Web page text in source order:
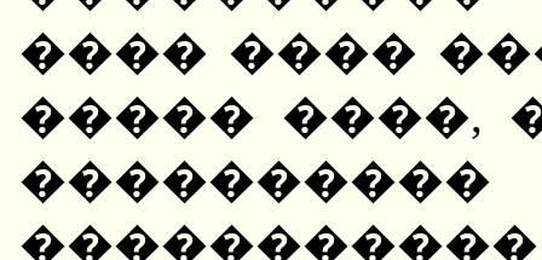
���� ����
����� ����,